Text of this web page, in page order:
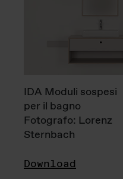
IDA Moduli sospesi
per il bagno
Fotografo: Lorenz
Sternbach
Download